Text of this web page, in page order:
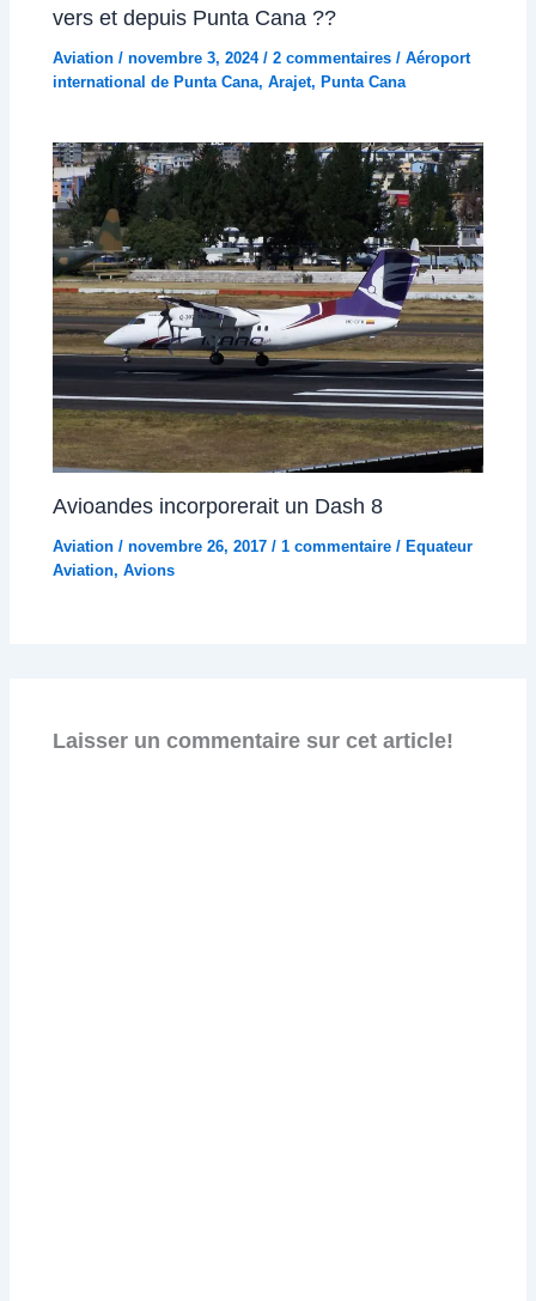
vers et depuis Punta Cana ??
Aviation /novembre 3, 2024/2 commentaires /Aéroport
international de Punta Cana,Arajet, Punta Cana
Avioandes incorporerait un Dash 8
Aviation /novembre 26, 2017/1 commentaire / Equateur
Aviation,Avions
Laisser un commentaire sur cet article!